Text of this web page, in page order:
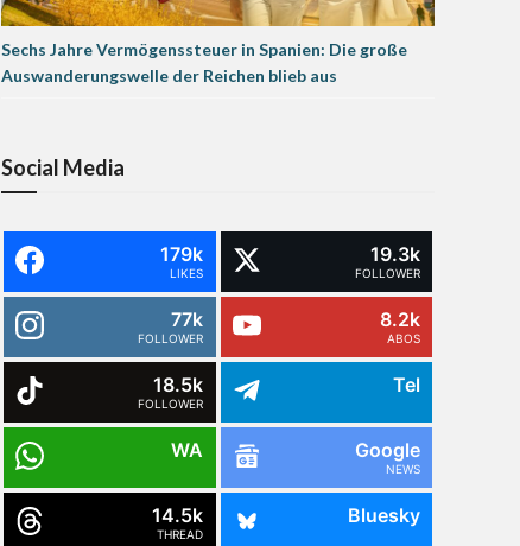
Sechs Jahre Vermögenssteuer in Spanien: Die große
Auswanderungswelle der Reichen blieb aus
Social Media
179k
LIKES
19.3k
FOLLOWER
77k
FOLLOWER
8.2k
ABOS
18.5k
FOLLOWER
Tel
WA Google
NEWS
14.5k
THREAD
Bluesky